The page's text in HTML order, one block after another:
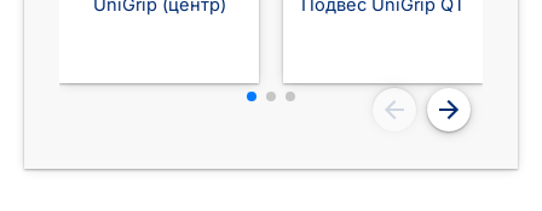
UniGrip (центр) Подвес UniGrip QT